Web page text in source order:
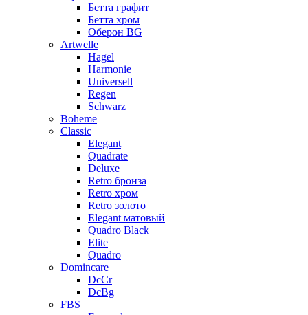
Бетта графит
Бетта хром
Оберон BG
Artwelle
Hagel
Harmonie
Universell
Regen
Schwarz
Boheme
Classic
Elegant
Quadrate
Deluxe
Retro бронза
Retro хром
Retro золото
Elegant матовый
Quadro Black
Elite
Quadro
Domincare
DcCr
DcBg
FBS